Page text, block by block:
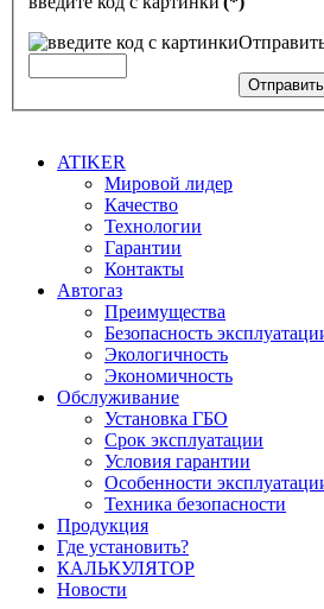
Отправить
ATIKER
Мировой лидер
Качество
Технологии
Гарантии
Контакты
Автогаз
Преимущества
Безопасность
Экологичность
Экономичность
Обслуживание
Установка ГБО
Срок эксплуатации
Условия гарантии
Особенности
Техника безопасности
Продукция
Где установить?
КАЛЬКУЛЯТОР
Новости